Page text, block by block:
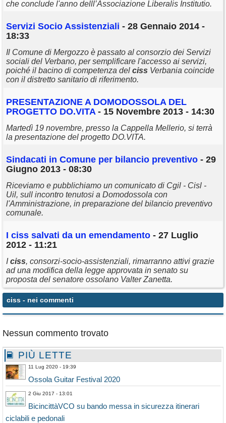
che conclude l'anno delll’Associazione Liberalis Institutio.
Servizi Socio Assistenziali - 28 Gennaio 2014 -
18:33
Il Comune di Mergozzo è passato al consorzio dei Servizi
sociali del Verbano, per semplificare l'accesso ai servizi,
poiché il bacino di competenza del ciss Verbania coincide
con il distretto sanitario di riferimento.
PRESENTAZIONE A DOMODOSSOLA DEL
PROGETTO DO.VITA - 15 Novembre 2013 - 14:30
Martedì 19 novembre, presso la Cappella Mellerio, si terrà
la presentazione del progetto DO.VITA.
Sindacati in Comune per bilancio preventivo - 29
Giugno 2013 - 08:30
Riceviamo e pubblichiamo un comunicato di Cgil - Cisl -
Uil, sull incontro tenutosi a Domodossola con
l'Amministrazione, in preparazione del bilancio preventivo
comunale.
I ciss salvati da un emendamento - 27 Luglio
2012 - 11:21
Iciss, consorzi-socio-assistenziali, rimarranno attivi grazie
ad una modifica della legge approvata in senato su
proposta del senatore ossolano Valter Zanetta.
ciss - nei commenti
Nessun commento trovato
PIÙ LETTE
11 Lug 2020 - 19:39
Ossola Guitar Festival 2020
2 Giu 2017 - 13:01
BicincittàVCO su bando messa in sicurezza itinerari
ciclabili e pedonali